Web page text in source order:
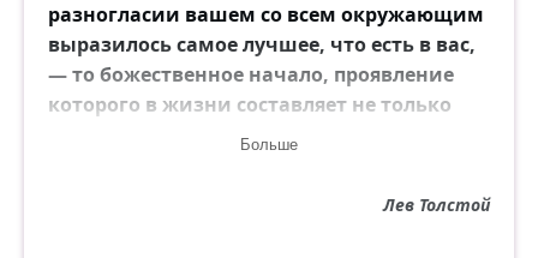
разногласии вашем со всем окружающим
выразилось самое лучшее, что есть в вас,
— то божественное начало, проявление
которого в жизни составляет не только
главный, но единственный смысл нашего
Больше
Лев Толстой